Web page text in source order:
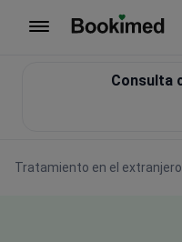
Tratamiento en el extranjero
Consulta